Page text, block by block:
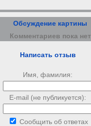
Обсуждение картины
Комментариев пока нет
Написать отзыв
Имя, фамилия:
E-mail (не публикуется):
Сообщить об ответах